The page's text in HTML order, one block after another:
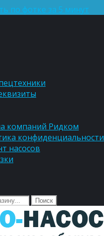
по фотке за 5 минут
компаний Ридком
конфиденциальности
насосов